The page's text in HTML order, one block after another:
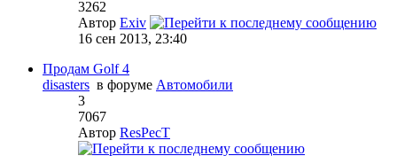
3262
Автор Exiv
16 сен 2013, 23:40
Продам Golf 4
disasters в форуме Автомобили
3
7067
Автор ResPecT